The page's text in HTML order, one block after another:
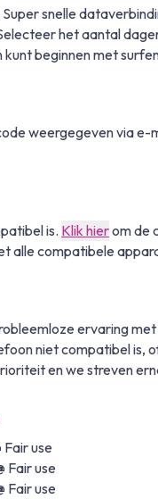
snelle
het aantal
beginnen met
weergegeven via
is. Klik hierom de
alle compatibele
ervaring
niet compatibel is,
en we streven
Fair use
Fair use
Fair use